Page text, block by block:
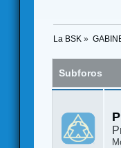
La BSK »
Subforos